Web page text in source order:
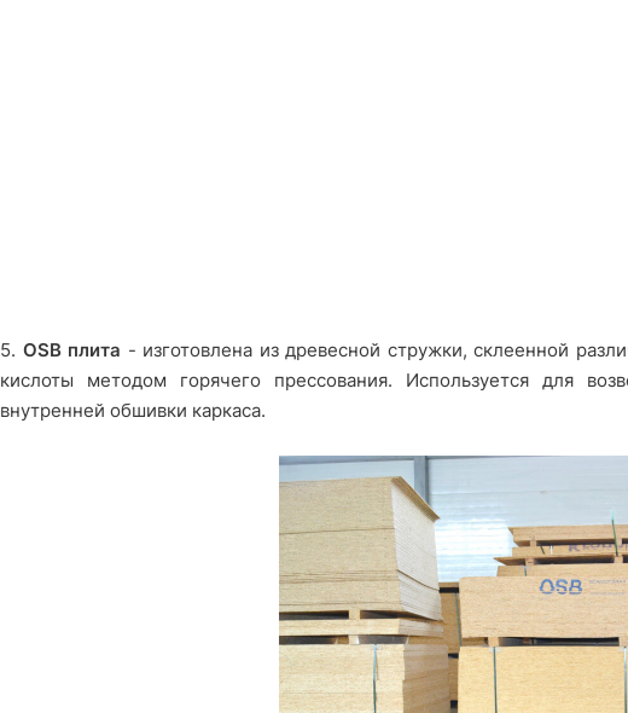
5. OSB плита - изготовлена ​​из древесной стружки, склеенной
кислоты методом горячего прессования. Используется для
внутренней обшивки каркаса.